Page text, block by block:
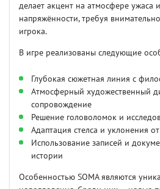
делает акцент на атмосфере ужаса
напряжённости, требуя
игрока.
В игре реализованы следующие
Глубокая сюжетная линия с
Атмосферный художественный
сопровождение
Решение головоломок и
Адаптация стелса и уклонения
Использование записей и
истории
Особенностью SOMA являются